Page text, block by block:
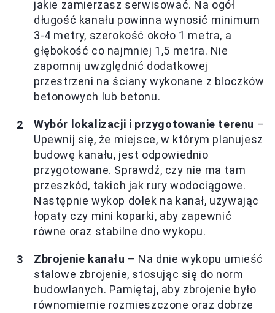
jakie zamierzasz serwisować. Na ogół
długość kanału powinna wynosić minimum
3-4 metry, szerokość około 1 metra, a
głębokość co najmniej 1,5 metra. Nie
zapomnij uwzględnić dodatkowej
przestrzeni na ściany wykonane z bloczków
betonowych lub betonu.
Wybór lokalizacji i przygotowanie terenu –
Upewnij się, że miejsce, w którym planujesz
budowę kanału, jest odpowiednio
przygotowane. Sprawdź, czy nie ma tam
przeszkód, takich jak rury wodociągowe.
Następnie wykop dołek na kanał, używając
łopaty czy mini koparki, aby zapewnić
równe oraz stabilne dno wykopu.
Zbrojenie kanału – Na dnie wykopu umieść
stalowe zbrojenie, stosując się do norm
budowlanych. Pamiętaj, aby zbrojenie było
równomiernie rozmieszczone oraz dobrze